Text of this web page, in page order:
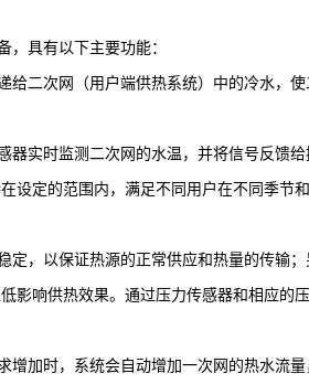
具有以下主要功能：
二次网（用户端供热系统）中的冷水，使
实时监测二次网的水温，并将信号反馈给
设定的范围内，满足不同用户在不同季节
，以保证热源的正常供应和热量的传输；
影响供热效果。通过压力传感器和相应的
加时，系统会自动增加一次网的热水流量